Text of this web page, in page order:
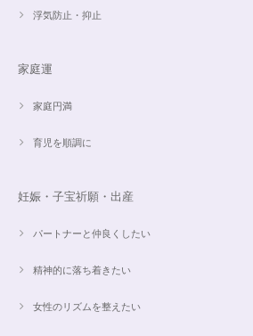
浮気防止・抑止
家庭運
家庭円満
育児を順調に
妊娠・子宝祈願・出産
パートナーと仲良くしたい
精神的に落ち着きたい
女性のリズムを整えたい